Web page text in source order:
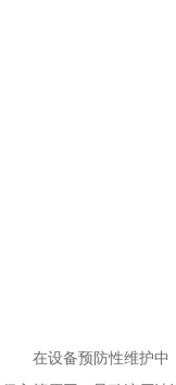
在设备预防性维护中，